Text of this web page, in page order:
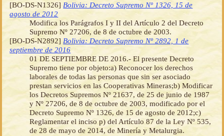
[BO-DS-N1326] Bolivia: Decreto Supremo Nº 1326, 15 de
agosto de 2012
Modifica los Parágrafos I y II del Artículo 2 del Decreto
Supremo Nº 27206, de 8 de octubre de 2003.
[BO-DS-N2892] Bolivia: Decreto Supremo Nº 2892, 1 de
septiembre de 2016
01 DE SEPTIEMBRE DE 2016.- El presente Decreto
Supremo tiene por objeto:a) Reconocer los derechos
laborales de todas las personas que sin ser asociado
prestan servicios en las Cooperativas Mineras;b) Modificar
los Decretos Supremos Nº 21637, de 25 de junio de 1987
y Nº 27206, de 8 de octubre de 2003, modificado por el
Decreto Supremo Nº 1326, de 15 de agosto de 2012;c)
Reglamentar el inciso p) del Artículo 87 de la Ley Nº 535,
de 28 de mayo de 2014, de Minería y Metalurgia.